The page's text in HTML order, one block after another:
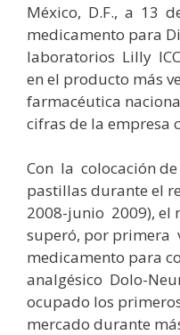
México, D.F., a 13
medicamento para
laboratorios Lilly
en el producto más
farmacéutica
cifras de la empresa
Con la colocación
pastillas durante el
2008-junio 2009), el
superó, por primera
medicamento para
analgésico Dolo-
ocupado los
mercado durante